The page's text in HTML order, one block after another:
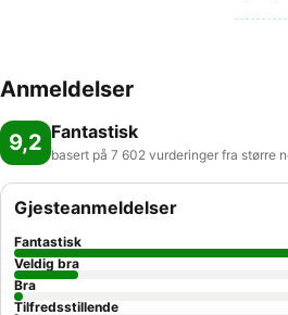
Anmeldelser
9,2 Fantastisk
basert på 7 602 vurderinger fra større
Gjesteanmeldelser
Fantastisk
Veldig bra
Bra
Tilfredsstillende